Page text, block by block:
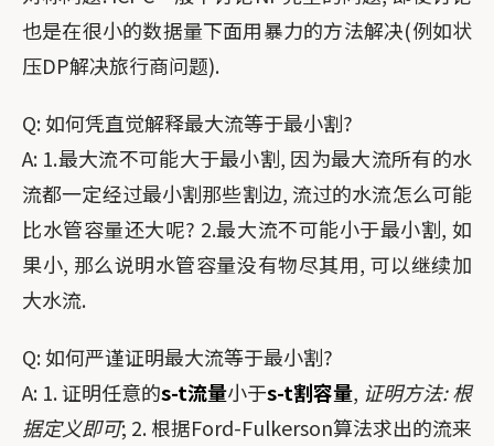
也是在很小的数据量下面用暴力的方法解决(例如状
压DP解决旅行商问题).
Q: 如何凭直觉解释最大流等于最小割?
A: 1.最大流不可能大于最小割, 因为最大流所有的水
流都一定经过最小割那些割边, 流过的水流怎么可能
比水管容量还大呢? 2.最大流不可能小于最小割, 如
果小, 那么说明水管容量没有物尽其用, 可以继续加
大水流.
Q: 如何严谨证明最大流等于最小割?
A: 1. 证明任意的s-t流量小于s-t割容量, 证明方法: 根
据定义即可; 2. 根据Ford-Fulkerson算法求出的流来